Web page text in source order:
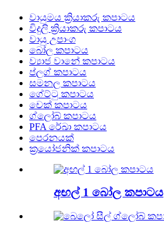
වායුමය ක්‍රියාකරු කපාටය
විදුලි ක්‍රියාකරු කපාටය
වායු උපාංග
බෝල කපාටය
ව්‍යාජ වානේ කපාටය
ප්ලග් කපාටය
සමනල කපාටය
ගේට්ටු කපාටය
චෙක් කපාටය
ග්ලෝබ් කපාටය
PFA රේඛා කපාටය
පෙරනයක්
ක්‍රයෝජනික් කපාටය
අඟල් 1 බෝල කපාටය